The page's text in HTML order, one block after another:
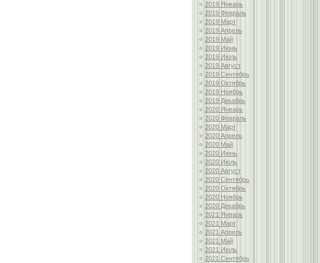
2019 Январь
2019 Февраль
2019 Март
2019 Апрель
2019 Май
2019 Июнь
2019 Июль
2019 Август
2019 Сентябрь
2019 Октябрь
2019 Ноябрь
2019 Декабрь
2020 Январь
2020 Февраль
2020 Март
2020 Апрель
2020 Май
2020 Июнь
2020 Июль
2020 Август
2020 Сентябрь
2020 Октябрь
2020 Ноябрь
2020 Декабрь
2021 Январь
2021 Март
2021 Апрель
2021 Май
2021 Июль
2021 Сентябрь